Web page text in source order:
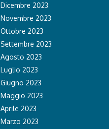
Dicembre 2023
Novembre 2023
Ottobre 2023
Settembre 2023
Agosto 2023
Luglio 2023
Giugno 2023
Maggio 2023
Aprile 2023
Marzo 2023